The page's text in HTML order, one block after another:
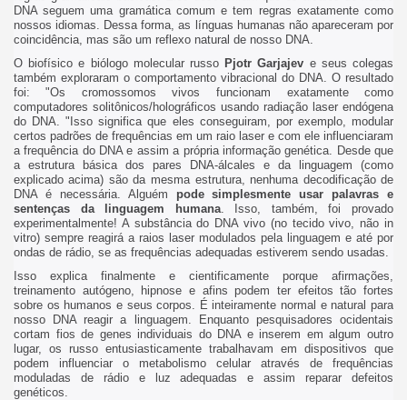
DNA seguem uma gramática comum e tem regras exatamente como
nossos idiomas. Dessa forma, as línguas humanas não apareceram por
coincidência, mas são um reflexo natural de nosso DNA.
O biofísico e biólogo molecular russo Pjotr Garjajev e seus colegas
também exploraram o comportamento vibracional do DNA. O resultado
foi: "Os cromossomos vivos funcionam exatamente como
computadores solitônicos/holográficos usando radiação laser endógena
do DNA. "Isso significa que eles conseguiram, por exemplo, modular
certos padrões de frequências em um raio laser e com ele influenciaram
a frequência do DNA e assim a própria informação genética. Desde que
a estrutura básica dos pares DNA-álcales e da linguagem (como
explicado acima) são da mesma estrutura, nenhuma decodificação de
DNA é necessária. Alguém pode simplesmente usar palavras e
sentenças da linguagem humana. Isso, também, foi provado
experimentalmente! A substância do DNA vivo (no tecido vivo, não in
vitro) sempre reagirá a raios laser modulados pela linguagem e até por
ondas de rádio, se as frequências adequadas estiverem sendo usadas.
Isso explica finalmente e cientificamente porque afirmações,
treinamento autógeno, hipnose e afins podem ter efeitos tão fortes
sobre os humanos e seus corpos. É inteiramente normal e natural para
nosso DNA reagir a linguagem. Enquanto pesquisadores ocidentais
cortam fios de genes individuais do DNA e inserem em algum outro
lugar, os russo entusiasticamente trabalhavam em dispositivos que
podem influenciar o metabolismo celular através de frequências
moduladas de rádio e luz adequadas e assim reparar defeitos
genéticos.